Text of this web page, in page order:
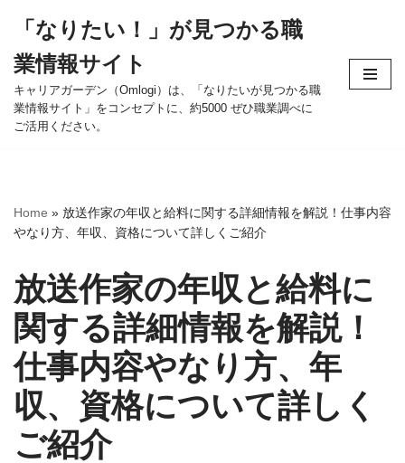
ン
テ
ン
ツ
ッ
プ
「なりたい！」が見つかる職
業情報サイト
キャリアガーデン（Omlogi）は、「なりたいが見つかる職
業情報サイト」をコンセプトに、約5000 ぜひ職業調べに
ご活用ください。
Home » 放送作家の年収と給料に関する詳細情報を解説！仕事内容
やなり方、年収、資格について詳しくご紹介
放送作家の年収と給料に
関する詳細情報を解説！
仕事内容やなり方、年
収、資格について詳しく
ご紹介